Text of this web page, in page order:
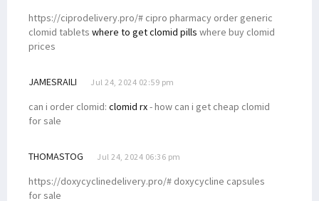
https://ciprodelivery.pro/# cipro pharmacy order generic
clomid tablets where to get clomid pills where buy clomid
prices
JAMESRAILI Jul 24, 2024 02:59 pm
can i order clomid: clomid rx- how can i get cheap clomid
for sale
THOMASTOG Jul 24, 2024 06:36 pm
https://doxycyclinedelivery.pro/# doxycycline capsules
for sale